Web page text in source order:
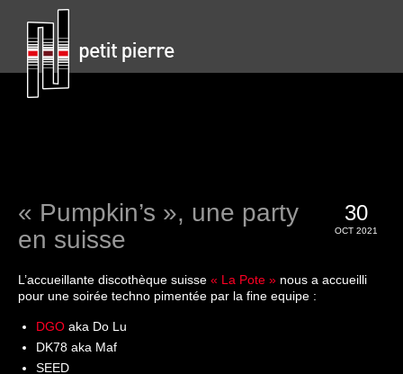
30
OCT 2021
« Pumpkin’s », une party
en suisse
L’accueillante discothèque suisse « La Pote » nous a accueilli
pour une soirée techno pimentée par la fine equipe :
DGO aka Do Lu
DK78 aka Maf
SEED